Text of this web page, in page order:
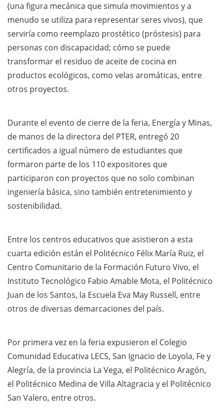
(una figura mecánica que simula movimientos y a
menudo se utiliza para representar seres vivos), que
serviría como reemplazo prostético (próstesis) para
personas con discapacidad; cómo se puede
transformar el residuo de aceite de cocina en
productos ecológicos, como velas aromáticas, entre
otros proyectos.
Durante el evento de cierre de la feria, Energía y Minas,
de manos de la directora del PTER, entregó 20
certificados a igual número de estudiantes que
formaron parte de los 110 expositores que
participaron con proyectos que no solo combinan
ingeniería básica, sino también entretenimiento y
sostenibilidad.
Entre los centros educativos que asistieron a esta
cuarta edición están el Politécnico Félix María Ruiz, el
Centro Comunitario de la Formación Futuro Vivo, el
Instituto Tecnológico Fabio Amable Mota, el Politécnico
Juan de los Santos, la Escuela Eva May Russell, entre
otros de diversas demarcaciones del país.
Por primera vez en la feria expusieron el Colegio
Comunidad Educativa LECS, San Ignacio de Loyola, Fe y
Alegría, de la provincia La Vega, el Politécnico Aragón,
el Politécnico Medina de Villa Altagracia y el Politécnico
San Valero, entre otros.